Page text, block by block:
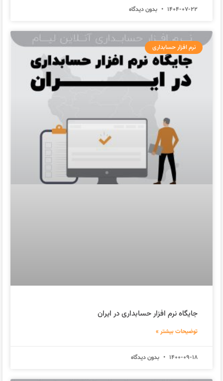
1404-07-22 بدون دیدگاه
نرم افزار حسابداری
جایگاه نرم افزار حسابداری در ایران
توضیحات بیشتر »
1400-09-18 بدون دیدگاه